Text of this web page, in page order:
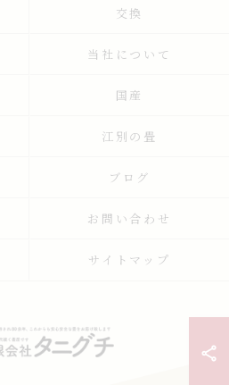
交換
当社について
国産
江別の畳
ブログ
お問い合わせ
サイトマップ